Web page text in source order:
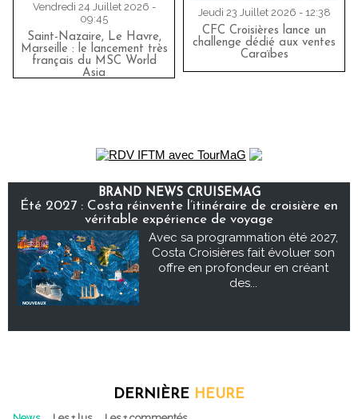
Vendredi 24 Juillet 2026 -
09:45
Saint-Nazaire, Le Havre,
Marseille : le lancement très
français du MSC World
Asia
Jeudi 23 Juillet 2026 - 12:38
CFC Croisières lance un
challenge dédié aux ventes
Caraïbes
BRAND NEWS CRUISEMAG
Été 2027 : Costa réinvente l’itinéraire de croisière en
véritable expérience de voyage
Avec sa programmation été 2027,
Costa Croisières fait évoluer son
offre en profondeur en créant
des...
DERNIÈRE HEURE